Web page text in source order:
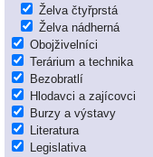
Želva čtyřprstá
Želva nádherná
Obojživelníci
Terárium a technika
Bezobratlí
Hlodavci a zajícovci
Burzy a výstavy
Literatura
Legislativa